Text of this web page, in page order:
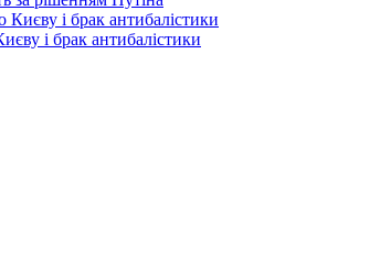
і брак антибалістики